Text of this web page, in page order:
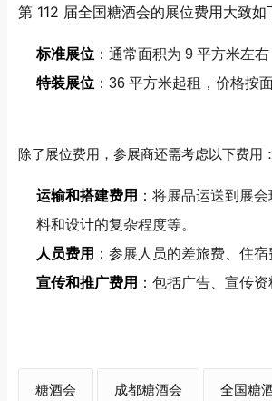
第 112 届全国糖酒会的展位费用大致如
标准展位 ：通常面积为 9 平方米左
特装展位 ：36 平方米起租，价格按
除了展位费用，参展商还需考虑以下费用：
运输和搭建费用 ：将展品运送到展
料和设计的复杂程度等。
人员费用 ：参展人员的差旅费、住宿
宣传和推广费用 ：包括广告、宣传
糖酒会 成都糖酒会 全国糖